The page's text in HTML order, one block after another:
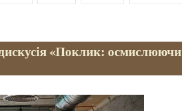
«Поклик: осмислюючи